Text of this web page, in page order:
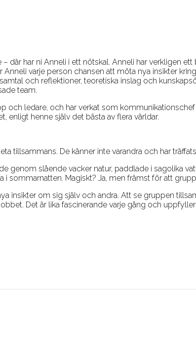
där har ni Anneli i ett nötskal. Anneli har verkligen
varje person chansen att möta nya insikter
och reflektioner, teoretiska inslag och
team.
och ledare, och har verkat som
enligt henne själv det bästa av flera världar.
tillsammans. De känner inte varandra och har
genom slående vacker natur, paddlade i sagolika
sommarnatten. Magiskt? Ja, men främst för att
insikter om sig själv och andra. Att se gruppen
Det är lika fascinerande varje gång och